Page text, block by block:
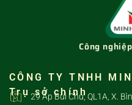
Công
CÔNG TY TNHH
Trụ sở chính
29 Ấp Bùi Chu, QL1A, X.